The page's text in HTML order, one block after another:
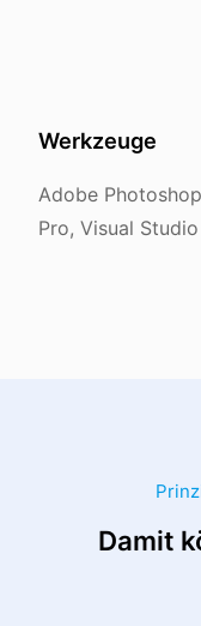
Werkzeuge
Adobe
Pro, Visual
Damit